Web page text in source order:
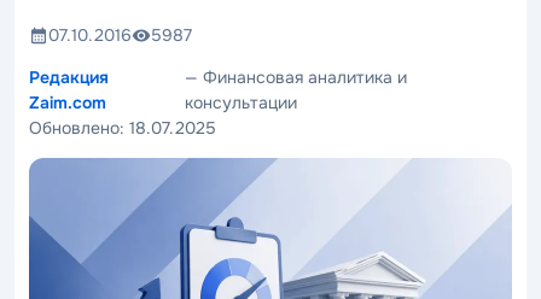
07.10.2016
5987
Редакция
Zaim.com
— Финансовая аналитика и
консультации
Обновлено: 18.07.2025